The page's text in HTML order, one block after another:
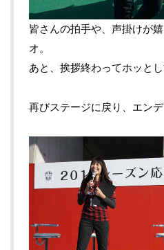
皆さんの拍手や、声掛けが
オ。
あと、挨拶終わってホッとし
再びステージに戻り、エンデ